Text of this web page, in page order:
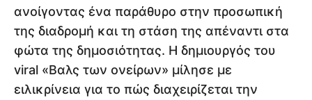
ανοίγοντας ένα παράθυρο στην προσωπική
της διαδρομή και τη στάση της απέναντι στα
φώτα της δημοσιότητας. Η δημιουργός του
viral «Βαλς των ονείρων» μίλησε με
ειλικρίνεια για το πώς διαχειρίζεται την